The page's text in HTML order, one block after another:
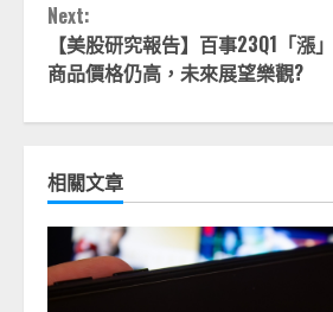
Next:
【美股研究報告】百事23Q1「漲
商品價格仍高，未來展望樂觀?
相關文章